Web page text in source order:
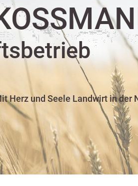
Herz und Seele Landwirt in der